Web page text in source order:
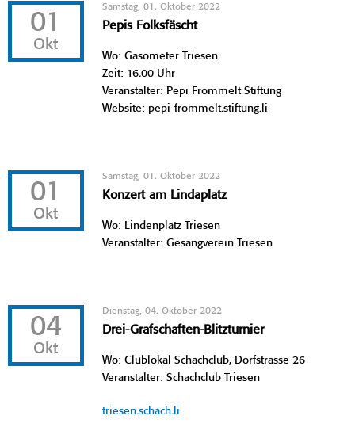
01
Okt
Samstag, 01. Oktober 2022
Pepis Folksfäscht
Wo: Gasometer Triesen
Zeit: 16.00 Uhr
Veranstalter: Pepi Frommelt Stiftung
Website: pepi-frommelt.stiftung.li
01
Okt
Samstag, 01. Oktober 2022
Konzert am Lindaplatz
Wo: Lindenplatz Triesen
Veranstalter: Gesangverein Triesen
04
Okt
Dienstag, 04. Oktober 2022
Drei-Grafschaften-Blitzturnier
Wo: Clublokal Schachclub, Dorfstrasse 26
Veranstalter: Schachclub Triesen
triesen.schach.li